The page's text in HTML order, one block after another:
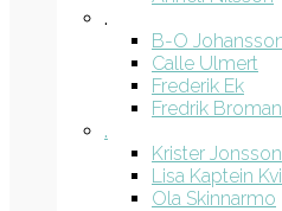
.
B-O
Calle Ulmert
Frederik Ek
Fredrik Broman
.
Krister Jonsson
Lisa Kaptein
Ola Skinnarmo